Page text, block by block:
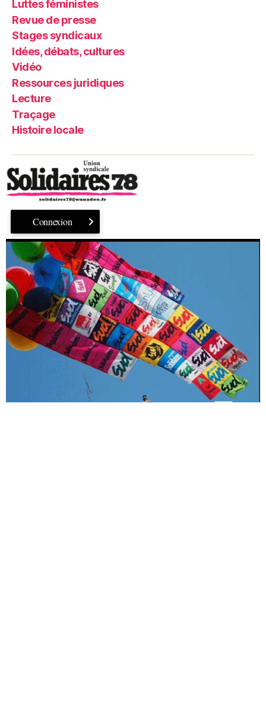
Luttes féministes
Revue de presse
Stages syndicaux
Idées, débats, cultures
Vidéo
Ressources juridiques
Lecture
Traçage
Histoire locale
Connexion